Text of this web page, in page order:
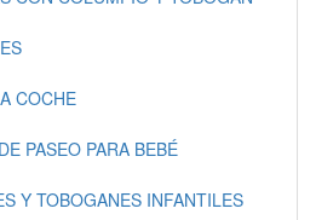
COCHE
PASEO PARA BEBÉ
Y TOBOGANES INFANTILES